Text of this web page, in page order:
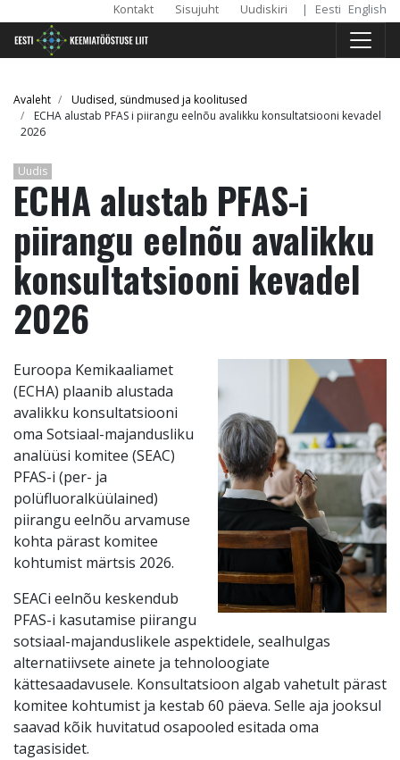
main
Päise
menüü
Kontakt Sisujuht Uudiskiri | Eesti English
Breadcrumb
Avaleht
Uudised, sündmused ja koolitused
ECHA alustab PFAS i piirangu eelnõu avalikku konsultatsiooni kevadel
2026
Uudis
ECHA alustab PFAS-i
piirangu eelnõu avalikku
konsultatsiooni kevadel
2026
Euroopa Kemikaaliamet
(ECHA) plaanib alustada
avalikku konsultatsiooni
oma Sotsiaal-majandusliku
analüüsi komitee (SEAC)
PFAS-i (per- ja
polüfluoralküülained)
piirangu eelnõu arvamuse
kohta pärast komitee
kohtumist märtsis 2026.
SEACi eelnõu keskendub
PFAS-i kasutamise piirangu
sotsiaal-majanduslikele aspektidele, sealhulgas
alternatiivsete ainete ja tehnoloogiate
kättesaadavusele. Konsultatsioon algab vahetult pärast
komitee kohtumist ja kestab 60 päeva. Selle aja jooksul
saavad kõik huvitatud osapooled esitada oma
tagasisidet.